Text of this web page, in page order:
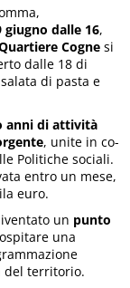
giugno dalle 16,
Cogne si
dalle 18 di
di pasta e
anni di attività
, unite in co-
Politiche sociali.
entro un mese,
euro.
un punto
una
del territorio.